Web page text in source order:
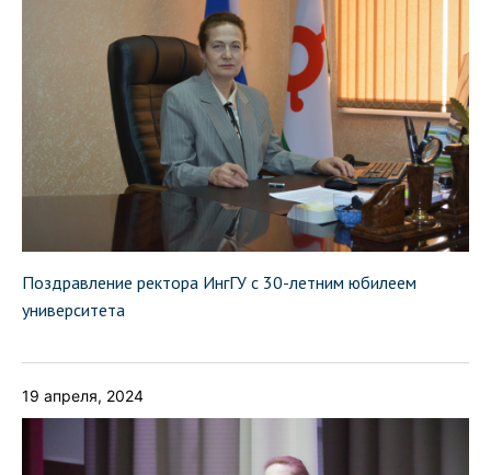
Поздравление ректора ИнгГУ с 30-летним юбилеем
университета
19 апреля, 2024